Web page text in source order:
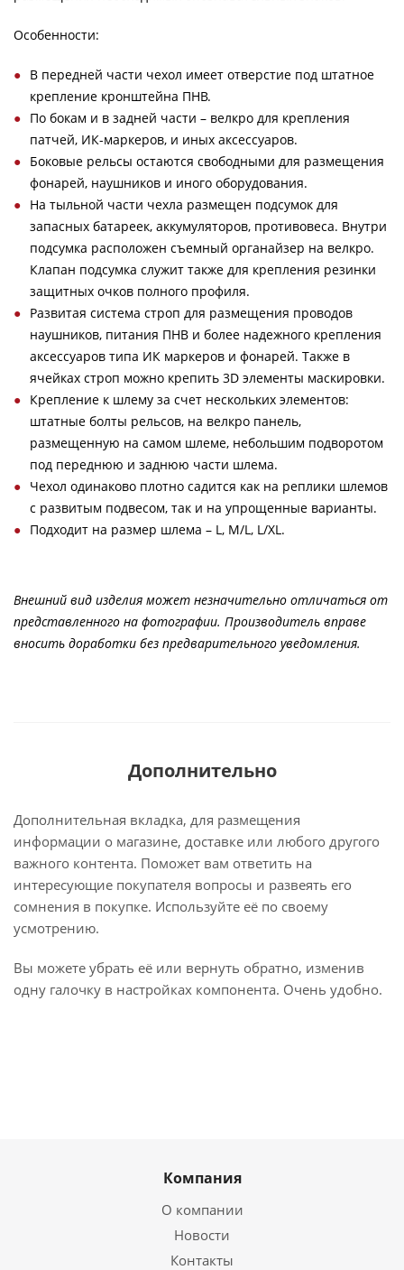
Особенности:
В передней части чехол имеет отверстие под штатное
крепление кронштейна ПНВ.
По бокам и в задней части – велкро для крепления
патчей, ИК-маркеров, и иных аксессуаров.
Боковые рельсы остаются свободными для размещения
фонарей, наушников и иного оборудования.
На тыльной части чехла размещен подсумок для
запасных батареек, аккумуляторов, противовеса. Внутри
подсумка расположен съемный органайзер на велкро.
Клапан подсумка служит также для крепления резинки
защитных очков полного профиля.
Развитая система строп для размещения проводов
наушников, питания ПНВ и более надежного крепления
аксессуаров типа ИК маркеров и фонарей. Также в
ячейках строп можно крепить 3D элементы маскировки.
Крепление к шлему за счет нескольких элементов:
штатные болты рельсов, на велкро панель,
размещенную на самом шлеме, небольшим подворотом
под переднюю и заднюю части шлема.
Чехол одинаково плотно садится как на реплики шлемов
с развитым подвесом, так и на упрощенные варианты.
Подходит на размер шлема – L, M/L, L/XL.
Внешний вид изделия может незначительно отличаться от
представленного на фотографии. Производитель вправе
вносить доработки без предварительного уведомления.
Дополнительно
Дополнительная вкладка, для размещения
информации о магазине, доставке или любого другого
важного контента. Поможет вам ответить на
интересующие покупателя вопросы и развеять его
сомнения в покупке. Используйте её по своему
усмотрению.
Вы можете убрать её или вернуть обратно, изменив
одну галочку в настройках компонента. Очень удобно.
Компания
О компании
Новости
Контакты